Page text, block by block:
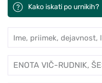
Kako iskati po urnikih?
Iskanje po
Ime, priimek, dejavnost,
Enota